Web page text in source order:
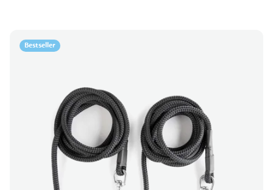
Bestseller